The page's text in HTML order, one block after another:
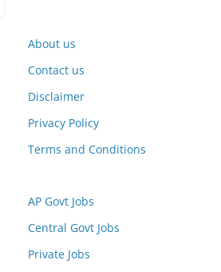
About us
Contact us
Disclaimer
Privacy Policy
Terms and Conditions
AP Govt Jobs
Central Govt Jobs
Private Jobs